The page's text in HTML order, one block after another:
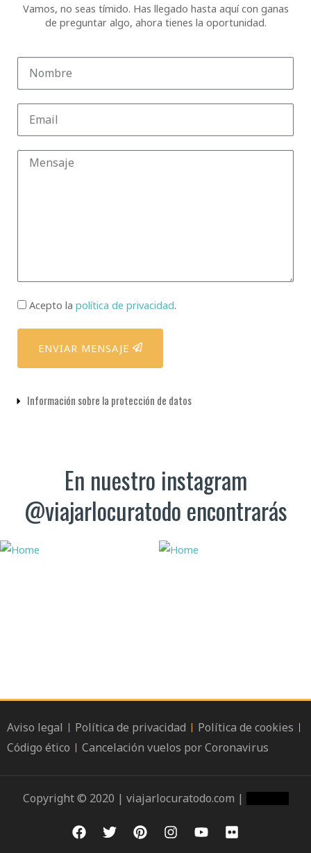
Vamos, no seas tímido. Has llegado hasta aquí con ganas
de preguntar algo, ahora tienes la oportunidad.
Mensaje
Checkbox
Acepto la política de privacidad.
ENVIAR MENSAJE
Información sobre la protección de datos
En nuestro instagram
@viajarlocuratodo encontrarás
Aviso legal Política de privacidad
Política de cookies
Código ético
Cancelación vuelos por Coronavirus
Copyright © 2020 | viajarlocuratodo.com |
F
a
T
w
P
i
I
n
Y
o
F
l